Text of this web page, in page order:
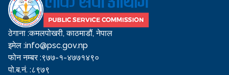
ठेगाना :कमलपोखरी, काठमाडौं, नेपाल
इमेल :info@psc.gov.np
फोन नम्बर :९७७-१-४७७१४९०
पो.ब.नं. :८९७९